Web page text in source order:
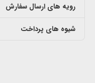
رویه های ارسال سفارش
شیوه های پرداخت